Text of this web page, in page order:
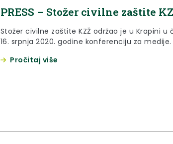
PRESS – Stožer civilne zaštite
Stožer civilne zaštite KZŽ održao je u Krapini u
16. srpnja 2020. godine konferenciju za medije.
Pročitaj više